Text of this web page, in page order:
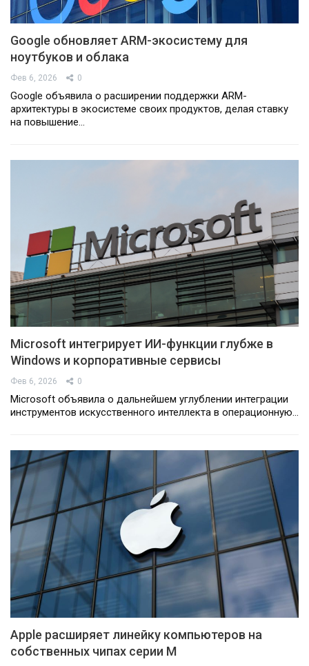
Google обновляет ARM-экосистему для
ноутбуков и облака
Фев 6, 2026 0
Google объявила о расширении поддержки ARM-
архитектуры в экосистеме своих продуктов, делая ставку
на повышение…
Microsoft интегрирует ИИ-функции глубже в
Windows и корпоративные сервисы
Фев 6, 2026 0
Microsoft объявила о дальнейшем углублении интеграции
инструментов искусственного интеллекта в операционную…
Apple расширяет линейку компьютеров на
собственных чипах серии M